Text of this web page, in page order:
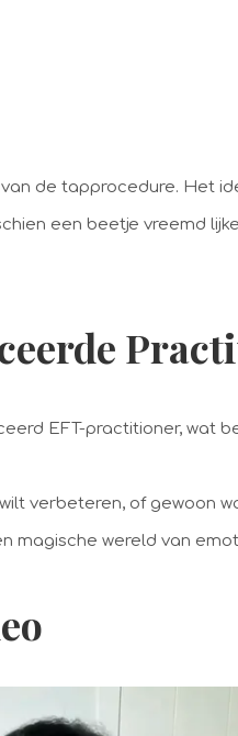
de tapprocedure. Het
een beetje vreemd
EFT-practitioner, wat
verbeteren, of gewoon
magische wereld van